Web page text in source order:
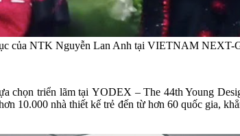
của NTK Nguyễn Lan Anh tại VIETNAM
chọn triển lãm tại YODEX – The 44th Young
10.000 nhà thiết kế trẻ đến từ hơn 60 quốc gia,